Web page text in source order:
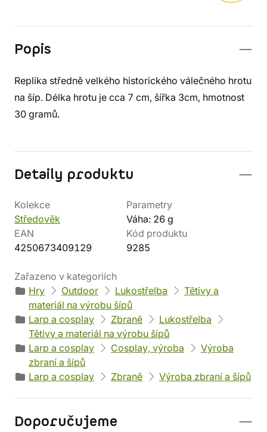
Popis
Replika středně velkého historického válečného hrotu
na šíp. Délka hrotu je cca 7 cm, šířka 3cm, hmotnost
30 gramů.
Detaily produktu
Kolekce
Středověk
Parametry
Váha: 26 g
EAN
4250673409129
Kód produktu
9285
Zařazeno v kategoriích
Hry
Outdoor Lukostřelba
Tětivy a
materiál na výrobu šípů
Larp a cosplay
Zbraně
Lukostřelba
Tětivy a materiál na výrobu šípů
Larp a cosplay
Cosplay, výroba
Výroba
zbraní a šípů
Larp a cosplay
Zbraně Výroba zbraní a šípů
Doporučujeme